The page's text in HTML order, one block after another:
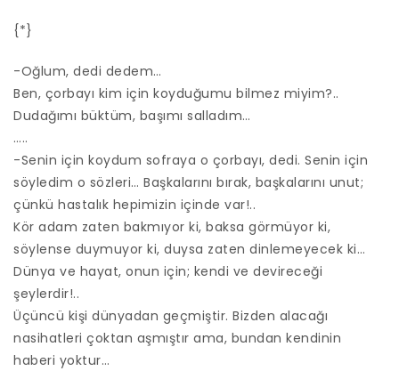
{*}
-Oğlum, dedi dedem…
Ben, çorbayı kim için koyduğumu bilmez miyim?..
Dudağımı büktüm, başımı salladım…
…..
-Senin için koydum sofraya o çorbayı, dedi. Senin için
söyledim o sözleri… Başkalarını bırak, başkalarını unut;
çünkü hastalık hepimizin içinde var!..
Kör adam zaten bakmıyor ki, baksa görmüyor ki,
söylense duymuyor ki, duysa zaten dinlemeyecek ki…
Dünya ve hayat, onun için; kendi ve devireceği
şeylerdir!..
Üçüncü kişi dünyadan geçmiştir. Bizden alacağı
nasihatleri çoktan aşmıştır ama, bundan kendinin
haberi yoktur…